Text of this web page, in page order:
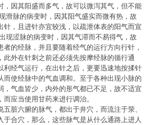
，因其阳盛而多气，故可以微泻其气，但不能
滑脉的病变时，因其阳气盛实而微有热，故
针，且进针亦宜较浅，以疏泄体表的阳气而宣
现涩脉的病变时，因其气滞而不易得气，故
者的经脉，并且要随着经气的运行方向行针，
此外在针刺之前还必须先按摩经脉的循行通
利经气运行，在出针之后，更要迅速地按揉针
而使经脉中的气血调和。至于各种出现小脉的
，气血皆少，内外的形气都已不足，故不适宜
应当使用甘药来进行调治。
脏六腑的脉气，都出于井穴，而流注于荥、
于合穴，那么，这些脉气是从什么通路上进人